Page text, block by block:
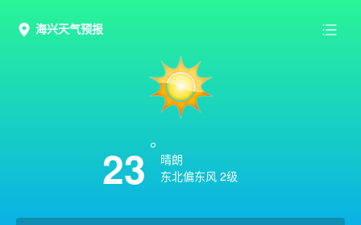
海兴天气预报
23
晴朗
东北偏东风 2级